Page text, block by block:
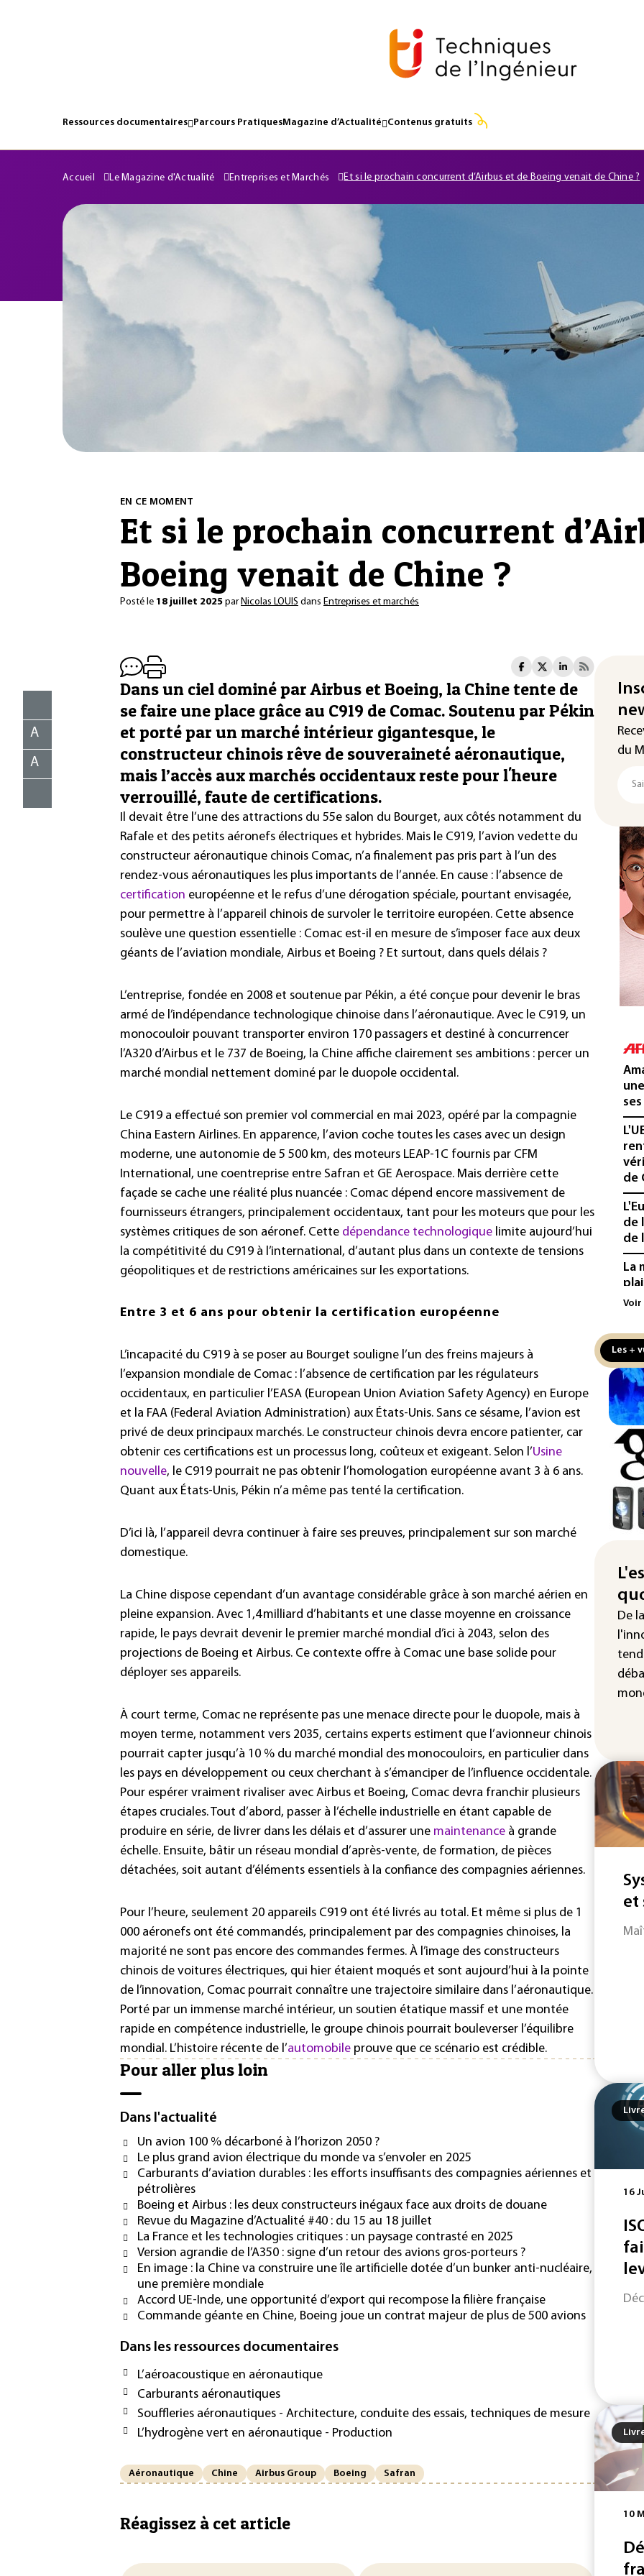
Ressources documentaires Parcours PratiquesMagazine d’Actualité Contenus gratuits
Accueil Le Magazine d'Actualité Entreprises et Marchés Et si le prochain concurrent d’Airbus et de Boeing venait de Chine ?
EN CE MOMENT
Et si le prochain concurrent
Boeing venait de Chine ?
Posté le 18 juillet 2025 par Nicolas LOUIS dans Entreprises et marchés
A
A
Dans un ciel dominé par Airbus et Boeing, la Chine tente de
se faire une place grâce au C919 de Comac. Soutenu par Pékin
et porté par un marché intérieur gigantesque, le
constructeur chinois rêve de souveraineté aéronautique,
mais l’accès aux marchés occidentaux reste pour l'heure
verrouillé, faute de certifications.
Il devait être l’une des attractions du 55e salon du Bourget, aux côtés notamment du
Rafale et des petits aéronefs électriques et hybrides. Mais le C919, l’avion vedette du
constructeur aéronautique chinois Comac, n’a finalement pas pris part à l’un des
rendez-vous aéronautiques les plus importants de l’année. En cause : l’absence de
certification européenne et le refus d’une dérogation spéciale, pourtant envisagée,
pour permettre à l’appareil chinois de survoler le territoire européen. Cette absence
soulève une question essentielle : Comac est-il en mesure de s’imposer face aux deux
géants de l’aviation mondiale, Airbus et Boeing ? Et surtout, dans quels délais ?
L’entreprise, fondée en 2008 et soutenue par Pékin, a été conçue pour devenir le bras
armé de l’indépendance technologique chinoise dans l’aéronautique. Avec le C919, un
monocouloir pouvant transporter environ 170 passagers et destiné à concurrencer
l’A320 d’Airbus et le 737 de Boeing, la Chine affiche clairement ses ambitions : percer un
marché mondial nettement dominé par le duopole occidental.
Le C919 a effectué son premier vol commercial en mai 2023, opéré par la compagnie
China Eastern Airlines. En apparence, l’avion coche toutes les cases avec un design
moderne, une autonomie de 5 500 km, des moteurs LEAP-1C fournis par CFM
International, une coentreprise entre Safran et GE Aerospace. Mais derrière cette
façade se cache une réalité plus nuancée : Comac dépend encore massivement de
fournisseurs étrangers, principalement occidentaux, tant pour les moteurs que pour les
systèmes critiques de son aéronef. Cette dépendance technologique limite aujourd’hui
la compétitivité du C919 à l’international, d’autant plus dans un contexte de tensions
géopolitiques et de restrictions américaines sur les exportations.
Entre 3 et 6 ans pour obtenir la certification européenne
L’incapacité du C919 à se poser au Bourget souligne l’un des freins majeurs à
l’expansion mondiale de Comac : l’absence de certification par les régulateurs
occidentaux, en particulier l’EASA (European Union Aviation Safety Agency) en Europe
et la FAA (Federal Aviation Administration) aux États-Unis. Sans ce sésame, l’avion est
privé de deux principaux marchés. Le constructeur chinois devra encore patienter, car
obtenir ces certifications est un processus long, coûteux et exigeant. Selon l’Usine
nouvelle, le C919 pourrait ne pas obtenir l’homologation européenne avant 3 à 6 ans.
Quant aux États-Unis, Pékin n’a même pas tenté la certification.
D’ici là, l’appareil devra continuer à faire ses preuves, principalement sur son marché
domestique.
La Chine dispose cependant d’un avantage considérable grâce à son marché aérien en
pleine expansion. Avec 1,4 milliard d’habitants et une classe moyenne en croissance
rapide, le pays devrait devenir le premier marché mondial d’ici à 2043, selon des
projections de Boeing et Airbus. Ce contexte offre à Comac une base solide pour
déployer ses appareils.
À court terme, Comac ne représente pas une menace directe pour le duopole, mais à
moyen terme, notamment vers 2035, certains experts estiment que l’avionneur chinois
pourrait capter jusqu’à 10 % du marché mondial des monocouloirs, en particulier dans
les pays en développement ou ceux cherchant à s’émanciper de l’influence occidentale.
Pour espérer vraiment rivaliser avec Airbus et Boeing, Comac devra franchir plusieurs
étapes cruciales. Tout d’abord, passer à l’échelle industrielle en étant capable de
produire en série, de livrer dans les délais et d’assurer une maintenance à grande
échelle. Ensuite, bâtir un réseau mondial d’après-vente, de formation, de pièces
détachées, soit autant d’éléments essentiels à la confiance des compagnies aériennes.
Pour l’heure, seulement 20 appareils C919 ont été livrés au total. Et même si plus de 1
000 aéronefs ont été commandés, principalement par des compagnies chinoises, la
majorité ne sont pas encore des commandes fermes. À l’image des constructeurs
chinois de voitures électriques, qui hier étaient moqués et sont aujourd’hui à la pointe
de l’innovation, Comac pourrait connaître une trajectoire similaire dans l’aéronautique.
Porté par un immense marché intérieur, un soutien étatique massif et une montée
rapide en compétence industrielle, le groupe chinois pourrait bouleverser l’équilibre
mondial. L’histoire récente de l’automobile prouve que ce scénario est crédible.
Pour aller plus loin
Dans l'actualité
Un avion 100 % décarboné à l’horizon 2050 ?
Le plus grand avion électrique du monde va s’envoler en 2025
Carburants d’aviation durables : les efforts insuffisants des compagnies aériennes et
pétrolières
Boeing et Airbus : les deux constructeurs inégaux face aux droits de douane
Revue du Magazine d’Actualité #40 : du 15 au 18 juillet
La France et les technologies critiques : un paysage contrasté en 2025
Version agrandie de l’A350 : signe d’un retour des avions gros-porteurs ?
En image : la Chine va construire une île artificielle dotée d’un bunker anti-nucléaire,
une première mondiale
Accord UE-Inde, une opportunité d’export qui recompose la filière française
Commande géante en Chine, Boeing joue un contrat majeur de plus de 500 avions
Dans les ressources documentaires
L’aéroacoustique en aéronautique
Carburants aéronautiques
Souffleries aéronautiques - Architecture, conduite des essais, techniques de mesure
L’hydrogène vert en aéronautique - Production
Aéronautique Chine Airbus Group Boeing Safran
Réagissez à cet article
du
de
de
de
La
aux
la
au
la
Le
Voir
Les +
De
et
16
10